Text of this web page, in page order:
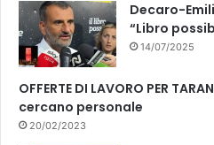
Decaro-
“Libro
14/07/2025
OFFERTE DI LAVORO PER
cercano personale
20/02/2023